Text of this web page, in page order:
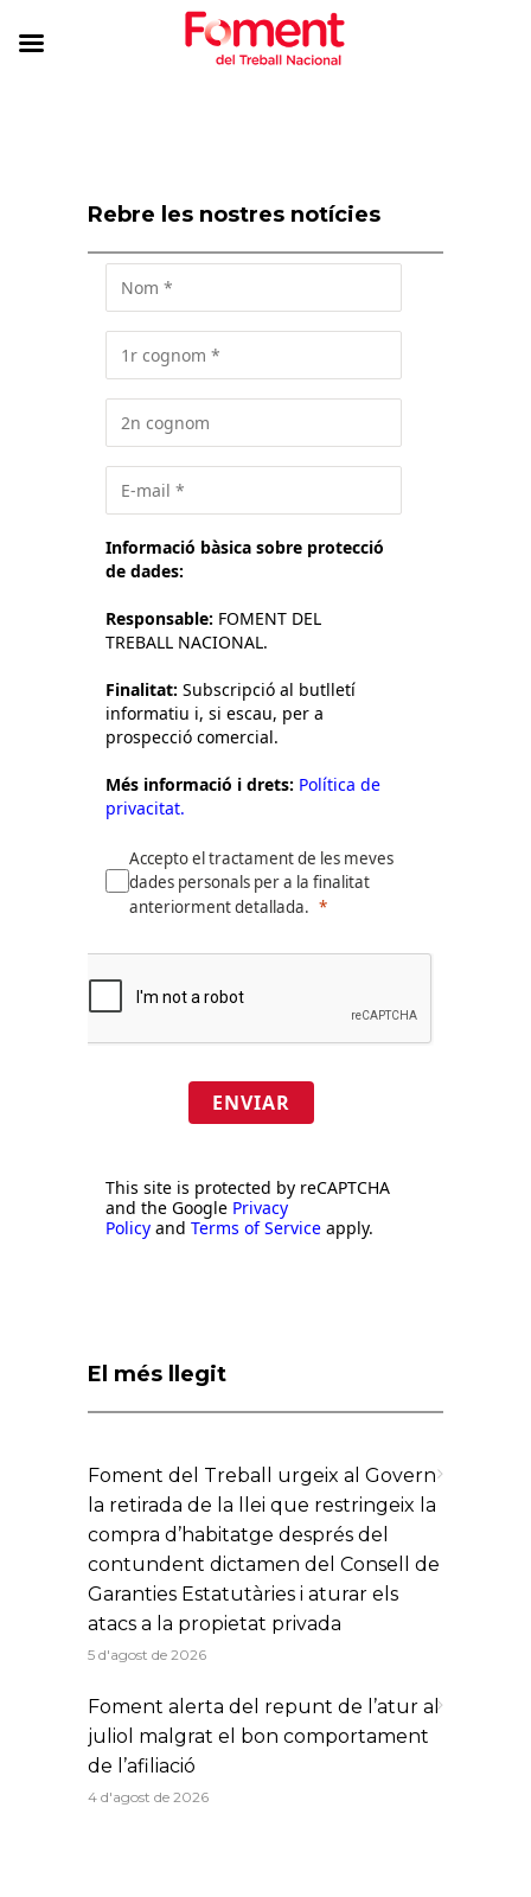
Rebre les nostres notícies
Informació bàsica sobre protecció
de dades:
Responsable: FOMENT DEL
TREBALL NACIONAL.
Finalitat: Subscripció al butlletí
informatiu i, si escau, per a
prospecció comercial.
Més informació i drets: Política de
privacitat.
Accepto el tractament de les meves
dades personals per a la finalitat
anteriorment detallada.
ENVIAR
This site is protected by reCAPTCHA
and the Google Privacy
Policy and Terms of Service apply.
El més llegit
Foment del Treball urgeix al Govern
la retirada de la llei que restringeix la
compra d’habitatge després del
contundent dictamen del Consell de
Garanties Estatutàries i aturar els
atacs a la propietat privada
5 d'agost de 2026
Foment alerta del repunt de l’atur al
juliol malgrat el bon comportament
de l’afiliació
4 d'agost de 2026